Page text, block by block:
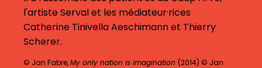
l'artiste Serval et les médiateur·rices
Catherine Tinivella Aeschimann et Thierry
Scherer.
© Jan Fabre,My only nation is imagination (2014) © Jan